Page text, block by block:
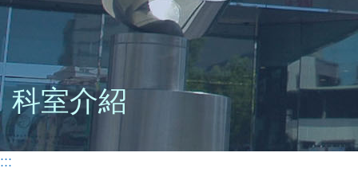
科室介紹
:::